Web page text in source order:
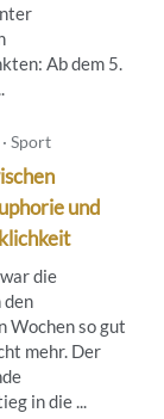
Ab dem 5.
Sport
und
die
den
Wochen so gut
mehr. Der
in die ...